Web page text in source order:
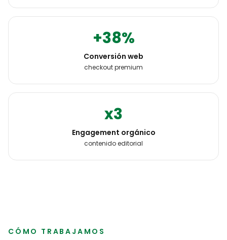
+38%
Conversión web
checkout premium
x3
Engagement orgánico
contenido editorial
CÓMO TRABAJAMOS